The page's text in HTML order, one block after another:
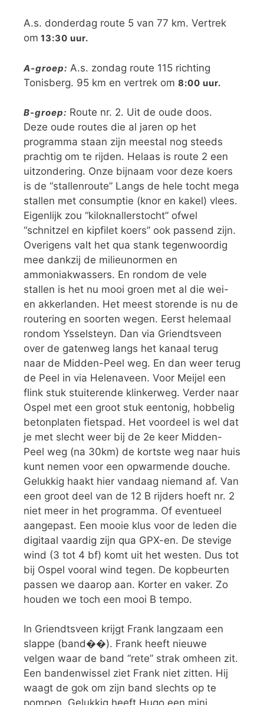
A.s. donderdag route 5 van 77 km. Vertrek
om 13:30 uur.
A-groep: A.s. zondag route 115 richting
Tonisberg. 95 km en vertrek om 8:00 uur.
B-groep: Route nr. 2. Uit de oude doos.
Deze oude routes die al jaren op het
programma staan zijn meestal nog steeds
prachtig om te rijden. Helaas is route 2 een
uitzondering. Onze bijnaam voor deze koers
is de “stallenroute” Langs de hele tocht mega
stallen met consumptie (knor en kakel) vlees.
Eigenlijk zou “kiloknallerstocht” ofwel
“schnitzel en kipfilet koers” ook passend zijn.
Overigens valt het qua stank tegenwoordig
mee dankzij de milieunormen en
ammoniakwassers. En rondom de vele
stallen is het nu mooi groen met al die wei-
en akkerlanden. Het meest storende is nu de
routering en soorten wegen. Eerst helemaal
rondom Ysselsteyn. Dan via Griendtsveen
over de gatenweg langs het kanaal terug
naar de Midden-Peel weg. En dan weer terug
de Peel in via Helenaveen. Voor Meijel een
flink stuk stuiterende klinkerweg. Verder naar
Ospel met een groot stuk eentonig, hobbelig
betonplaten fietspad. Het voordeel is wel dat
je met slecht weer bij de 2e keer Midden-
Peel weg (na 30km) de kortste weg naar huis
kunt nemen voor een opwarmende douche.
Gelukkig haakt hier vandaag niemand af. Van
een groot deel van de 12 B rijders hoeft nr. 2
niet meer in het programma. Of eventueel
aangepast. Een mooie klus voor de leden die
digitaal vaardig zijn qua GPX-en. De stevige
wind (3 tot 4 bf) komt uit het westen. Dus tot
bij Ospel vooral wind tegen. De kopbeurten
passen we daarop aan. Korter en vaker. Zo
houden we toch een mooi B tempo.
In Griendtsveen krijgt Frank langzaam een
slappe (band��). Frank heeft nieuwe
velgen waar de band “rete” strak omheen zit.
Een bandenwissel ziet Frank niet zitten. Hij
waagt de gok om zijn band slechts op te